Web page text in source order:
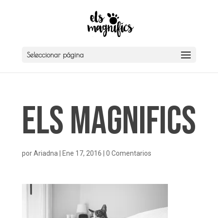
Seleccionar página
Els Magnifics
porAriadna Ene 17, 2016 0 Comentarios